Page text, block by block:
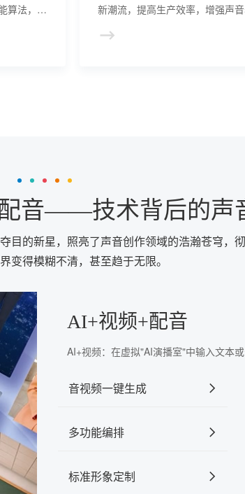
算法，将
新潮流，提高生产效率，增强声
音——技术背后的声
的新星，照亮了声音创作领域的浩瀚苍穹，
变得模糊不清，甚至趋于无限。
AI+视频+配音
AI+视频：在虚拟"AI演播室"中输入文本
音视频一键生成
多功能编排
标准形象定制